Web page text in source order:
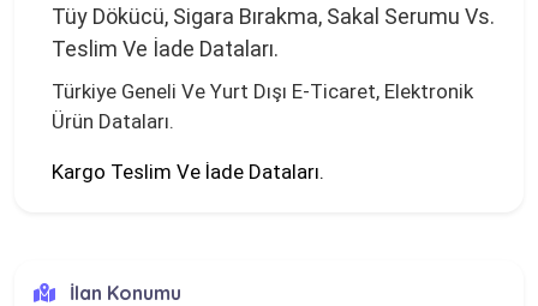
Tüy Dökücü, Sigara Bırakma, Sakal Serumu Vs.
Teslim Ve İade Dataları.
Türkiye Geneli Ve Yurt Dışı E-Ticaret, Elektronik
Ürün Dataları.
Kargo Teslim Ve İade Dataları.
İlan Konumu